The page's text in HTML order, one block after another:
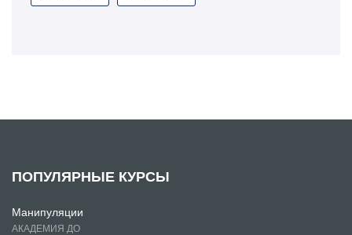
ПОПУЛЯРНЫЕ КУРСЫ
Манипуляции
АКАДЕМИЯ ДО